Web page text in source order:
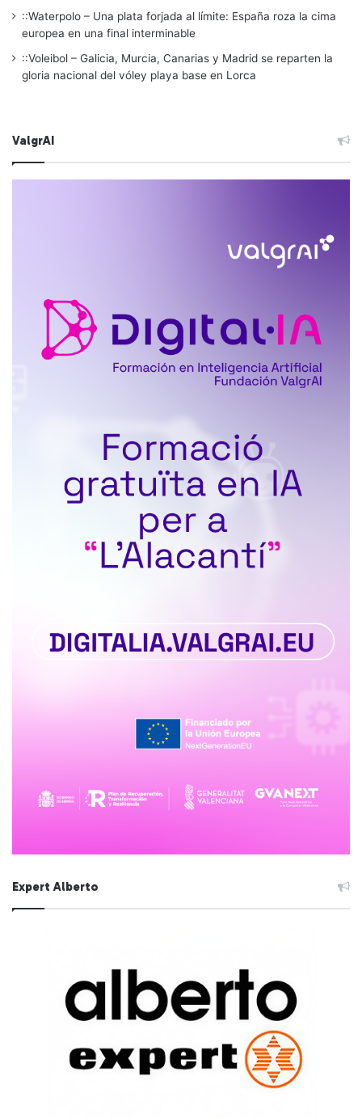
::Waterpolo – Una plata forjada al límite: España roza la cima
europea en una final interminable
::Voleibol – Galicia, Murcia, Canarias y Madrid se reparten la
gloria nacional del vóley playa base en Lorca
ValgrAI
Expert Alberto